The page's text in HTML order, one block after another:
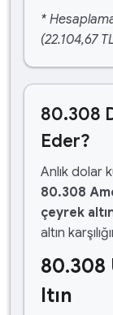
*
(22.104,67
80.308
Eder?
Anlık dolar
80.308
çeyrek
altın
80.308
ltın